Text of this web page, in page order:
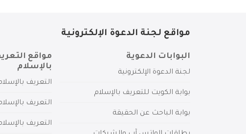
مواقع لجنة الدعوة الإلكترونية
البوابات الدعوية
لجنة الدعوة الإلكترونية
بوابة الكويت للتعريف بالإسلام
بوابة الباحث عن الحقيقة
مواقع
بالإسلام
التعريف
التعريف
التعريف